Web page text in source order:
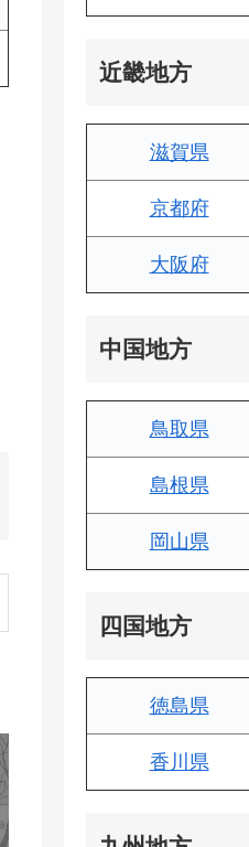
近畿地方
滋賀県
京都府
大阪府
中国地方
鳥取県
島根県
岡山県
四国地方
徳島県
香川県